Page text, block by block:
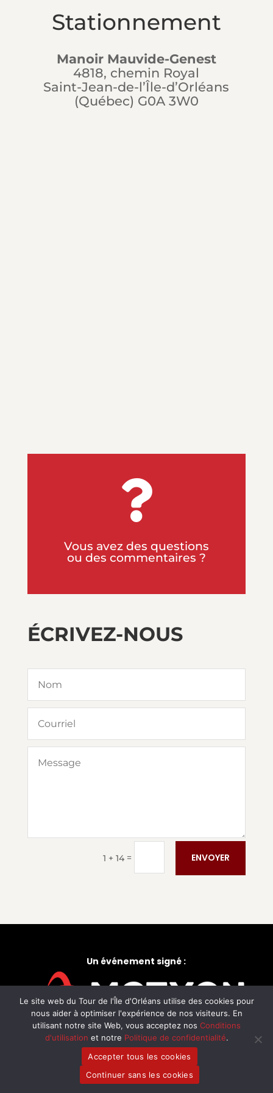
Stationnement
Manoir Mauvide-Genest
4818, chemin Royal
Saint-Jean-de-l’Île-d’Orléans
(Québec) G0A 3W0

Vous avez des questions
ou des commentaires ?
ÉCRIVEZ-NOUS
1 + 14 = ENVOYER
Un événement signé :
ÉPREUVES
Balade gourmande
Course ou marche
Le site web du Tour de l'Île d'Orléans utilise des cookies pour
nous aider à optimiser l'expérience de nos visiteurs. En
utilisant notre site Web, vous acceptez nos Conditions
d'utilisation et notre Politique de confidentialité.
Accepter tous les cookies
Continuer sans les cookies